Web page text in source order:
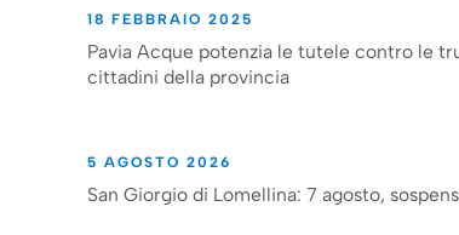
18 FEBBRAIO 2025
Pavia Acque potenzia le tutele contro le
cittadini della provincia
5 AGOSTO 2026
San Giorgio di Lomellina: 7 agosto,